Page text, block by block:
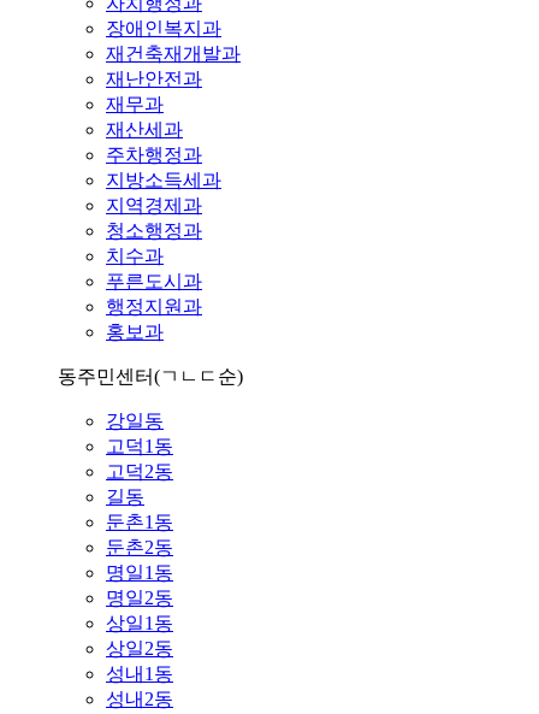
장애인복지과
재건축재개발과
재난안전과
재무과
재산세과
주차행정과
지방소득세과
지역경제과
청소행정과
치수과
푸른도시과
행정지원과
홍보과
동주민센터(ㄱㄴㄷ순)
강일동
고덕1동
고덕2동
길동
둔촌1동
둔촌2동
명일1동
명일2동
상일1동
상일2동
성내1동
성내2동